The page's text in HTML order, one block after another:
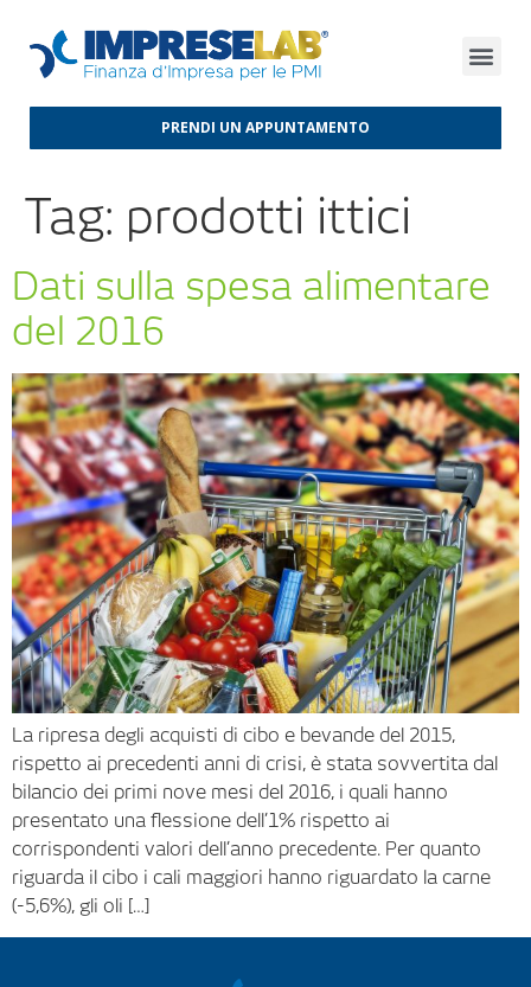
PRENDI UN APPUNTAMENTO
Tag: prodotti ittici
Dati sulla spesa alimentare
del 2016
La ripresa degli acquisti di cibo e bevande del 2015,
rispetto ai precedenti anni di crisi, è stata sovvertita dal
bilancio dei primi nove mesi del 2016, i quali hanno
presentato una flessione dell’1% rispetto ai
corrispondenti valori dell’anno precedente. Per quanto
riguarda il cibo i cali maggiori hanno riguardato la carne
(-5,6%), gli oli […]